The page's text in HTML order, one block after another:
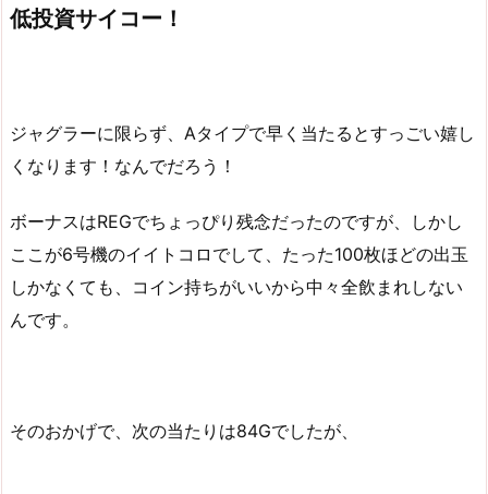
低投資サイコー！
ジャグラーに限らず、Aタイプで早く当たるとすっごい嬉し
くなります！なんでだろう！
ボーナスはREGでちょっぴり残念だったのですが、しかし
ここが6号機のイイトコロでして、たった100枚ほどの出玉
しかなくても、コイン持ちがいいから中々全飲まれしない
んです。
そのおかげで、次の当たりは84Gでしたが、